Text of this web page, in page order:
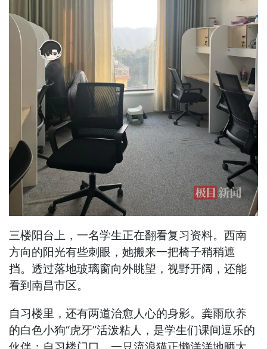
三楼阳台上，一名学生正在翻看复习资料。西南
方向的阳光有些刺眼，她搬来一把椅子稍稍遮
挡。透过落地玻璃窗向外眺望，视野开阔，还能
看到南昌市区。
自习楼里，还有两道治愈人心的身影。龚雨欣养
的白色小狗“虎牙”活泼粘人，是学生们课间逗乐的